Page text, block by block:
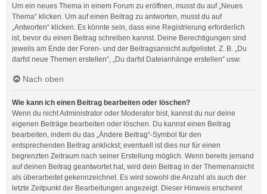
Um ein neues Thema in einem Forum zu eröffnen, musst du auf „Neues
Thema“ klicken. Um auf einen Beitrag zu antworten, musst du auf
„Antworten“ klicken. Es könnte sein, dass eine Registrierung erforderlich
ist, bevor du einen Beitrag schreiben kannst. Deine Berechtigungen sind
jeweils am Ende der Foren- und der Beitragsansicht aufgelistet. Z. B. „Du
darfst neue Themen erstellen“, „Du darfst Dateianhänge erstellen“ usw.
Nach oben
Wie kann ich einen Beitrag bearbeiten oder löschen?
Wenn du nicht Administrator oder Moderator bist, kannst du nur deine
eigenen Beiträge bearbeiten oder löschen. Du kannst einen Beitrag
bearbeiten, indem du das „Ändere Beitrag“-Symbol für den
entsprechenden Beitrag anklickst; eventuell ist dies nur für einen
begrenzten Zeitraum nach seiner Erstellung möglich. Wenn bereits jemand
auf deinen Beitrag geantwortet hat, wird dein Beitrag in der Themenansicht
als überarbeitet gekennzeichnet. Es wird sowohl die Anzahl als auch der
letzte Zeitpunkt der Bearbeitungen angezeigt. Dieser Hinweis erscheint